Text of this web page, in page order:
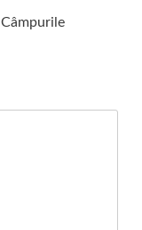
Câmpurile